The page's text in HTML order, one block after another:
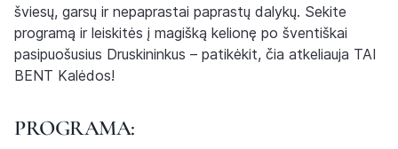
šviesų, garsų ir nepaprastai paprastų dalykų. Sekite
programą ir leiskitės į magišką kelionę po šventiškai
pasipuošusius Druskininkus – patikėkit, čia atkeliauja TAI
BENT Kalėdos!
PROGRAMA: